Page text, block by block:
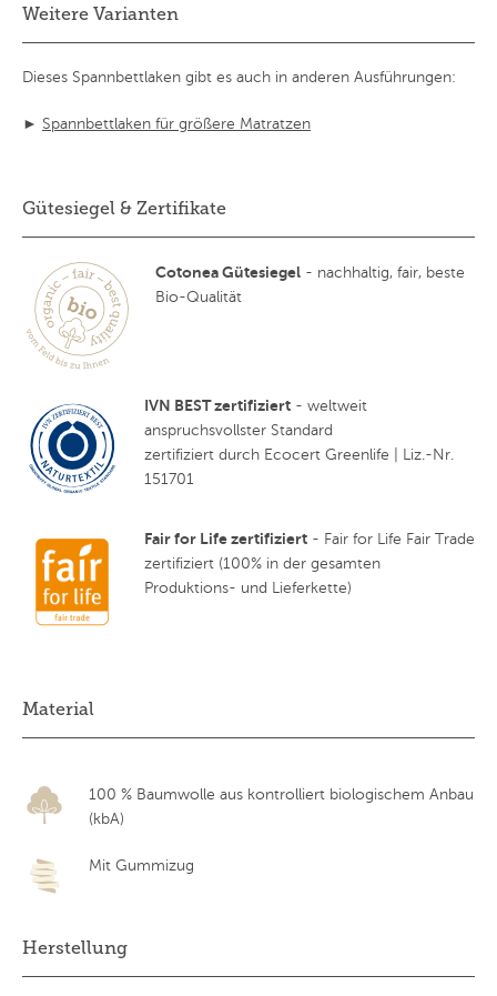
Weitere Varianten
Dieses Spannbettlaken gibt es auch in anderen Ausführungen:
► Spannbettlaken für größere Matratzen
Gütesiegel & Zertifikate
Cotonea Gütesiegel - nachhaltig, fair, beste
Bio-Qualität
IVN BEST zertifiziert - weltweit
anspruchsvollster Standard
zertifiziert durch Ecocert Greenlife | Liz.-Nr.
151701
Fair for Life zertifiziert - Fair for Life Fair Trade
zertifiziert (100% in der gesamten
Produktions- und Lieferkette)
Material
100 % Baumwolle aus kontrolliert biologischem Anbau
(kbA)
Mit Gummizug
Herstellung